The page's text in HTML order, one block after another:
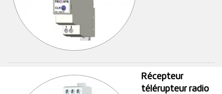
Récepteur
télérupteur radio